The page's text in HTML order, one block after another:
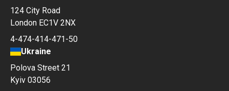
124 City Road
London EC1V 2NX
4-474-414-471-50
Ukraine
Polova Street 21
Kyiv 03056